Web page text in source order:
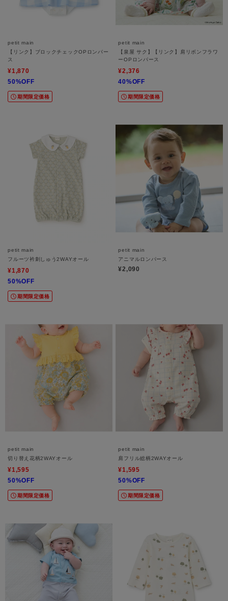
petit main
【リンク】ブロックチェックOPロンパー
ス
¥1,870
50%OFF
期間限定価格
petit main
【泉屋 サク】【リンク】肩リボンフラワ
ーOPロンパース
¥2,376
40%OFF
期間限定価格
petit main
フルーツ衿刺しゅう2WAYオール
¥1,870
50%OFF
期間限定価格
petit main
アニマルロンパース
¥2,090
petit main
切り替え花柄2WAYオール
¥1,595
50%OFF
期間限定価格
petit main
肩フリル総柄2WAYオール
¥1,595
50%OFF
期間限定価格